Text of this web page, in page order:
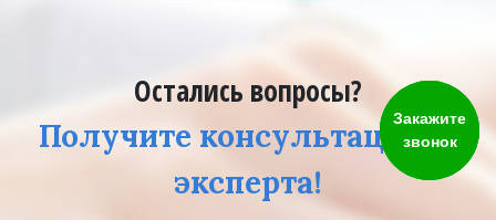
Закажите
звонок
Остались вопросы?
Получите консультацию у
эксперта!